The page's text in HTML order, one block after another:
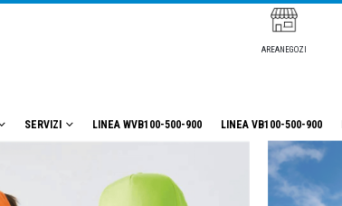
AREANEGOZI
SERVIZI LINEA WVB100-500-900 LINEA VB100-500-900